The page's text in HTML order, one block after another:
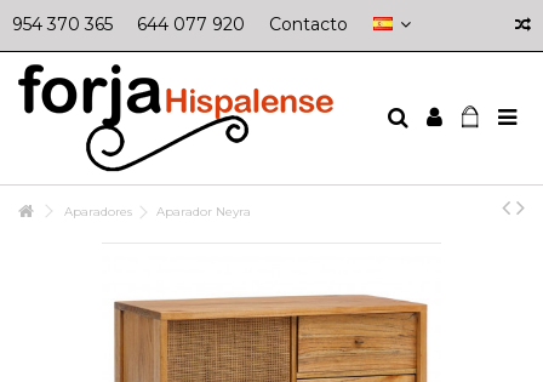
954 370 365 644 077 920 Contacto
Aparadores Aparador Neyra